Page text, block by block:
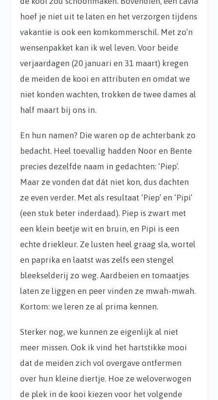
hoef je niet uit te laten en het verzorgen tijdens
vakantie is ook een komkommerschil. Met zo’n
wensenpakket kan ik wel leven. Voor beide
verjaardagen (20 januari en 31 maart) kregen
de meiden de kooi en attributen en omdat we
niet konden wachten, trokken de twee dames al
half maart bij ons in.
En hun namen? Die waren op de achterbank zo
bedacht. Heel toevallig hadden Noor en Bente
precies dezelfde naam in gedachten: ‘Piep’.
Maar ze vonden dat dát niet kon, dus dachten
ze even verder. Met als resultaat ‘Piep’ en ‘Pipi’
(een stuk beter inderdaad). Piep is zwart met
een klein beetje wit en bruin, en Pipi is een
echte driekleur. Ze lusten heel graag sla, wortel
en paprika en laatst was zelfs een stengel
bleekselderij zo weg. Aardbeien en tomaatjes
laten ze liggen en peer vinden ze mwah-mwah.
Kortom: we leren ze al prima kennen.
Sterker nog, we kunnen ze eigenlijk al niet
meer missen. Ook ik vind het hartstikke mooi
dat de meiden zich vol overgave ontfermen
over hun kleine diertje. Hoe ze weloverwogen
de plek in de kooi kiezen voor het volgende